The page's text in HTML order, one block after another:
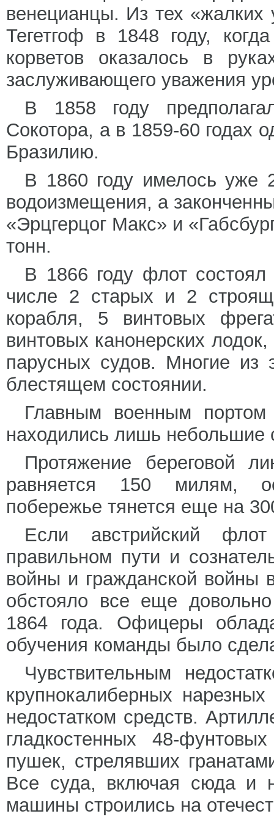
венецианцы. Из тех «жалких
Тегетгоф в 1848 году,
корветов оказалось в
заслуживающего уважения
В 1858 году
Сокотора, а в 1859-60 годах
Бразилию.
В 1860 году имелось уже
водоизмещения, а
«Эрцгерцог Макс» и
тонн.
В 1866 году флот
числе 2 старых и 2
корабля, 5 винтовых
винтовых канонерских
парусных судов. Многие из
блестящем состоянии.
Главным военным
находились лишь
Протяжение береговой
равняется 150 милям,
побережье тянется еще на
Если австрийский
правильном пути и
войны и гражданской войны
обстояло все еще
1864 года. Офицеры
обучения команды было
Чувствительным
крупнокалиберных
недостатком средств.
гладкостенных 48-
пушек, стрелявших
Все суда, включая сюда и
машины строились на